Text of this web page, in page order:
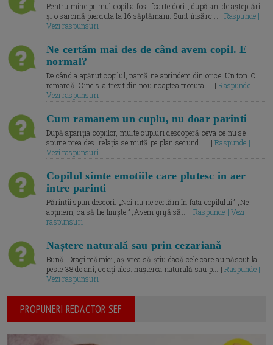
Pentru mine primul copil a fost foarte dorit, după ani de așteptări
și o sarcină pierduta la 16 săptămâni. Sunt însărc... | Raspunde |
Vezi raspunsuri
Ne certăm mai des de când avem copil. E
normal?
De când a apărut copilul, parcă ne aprindem din orice. Un ton. O
remarcă. Cine s-a trezit din nou noaptea trecuta.... |Raspunde |
Vezi raspunsuri
Cum ramanem un cuplu, nu doar parinti
După apariția copiilor, multe cupluri descoperă ceva ce nu se
spune prea des: relația se mută pe plan secund. ... |Raspunde |
Vezi raspunsuri
Copilul simte emotiile care plutesc in aer
intre parinti
Părinții spun deseori: „Noi nu ne certăm în fața copilului.” „Ne
abținem, ca să fie liniște.” „Avem grijă să... | Raspunde | Vezi
raspunsuri
Naștere naturală sau prin cezariană
Bună, Dragi mămici, aș vrea să știu dacă cele care au născut la
peste 38 de ani, ce ați ales: nașterea naturală sau p... |Raspunde |
Vezi raspunsuri
PROPUNERI REDACTOR SEF